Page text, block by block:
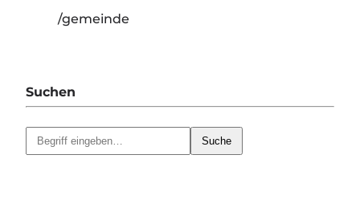
/gemeinde
Suchen
Suche